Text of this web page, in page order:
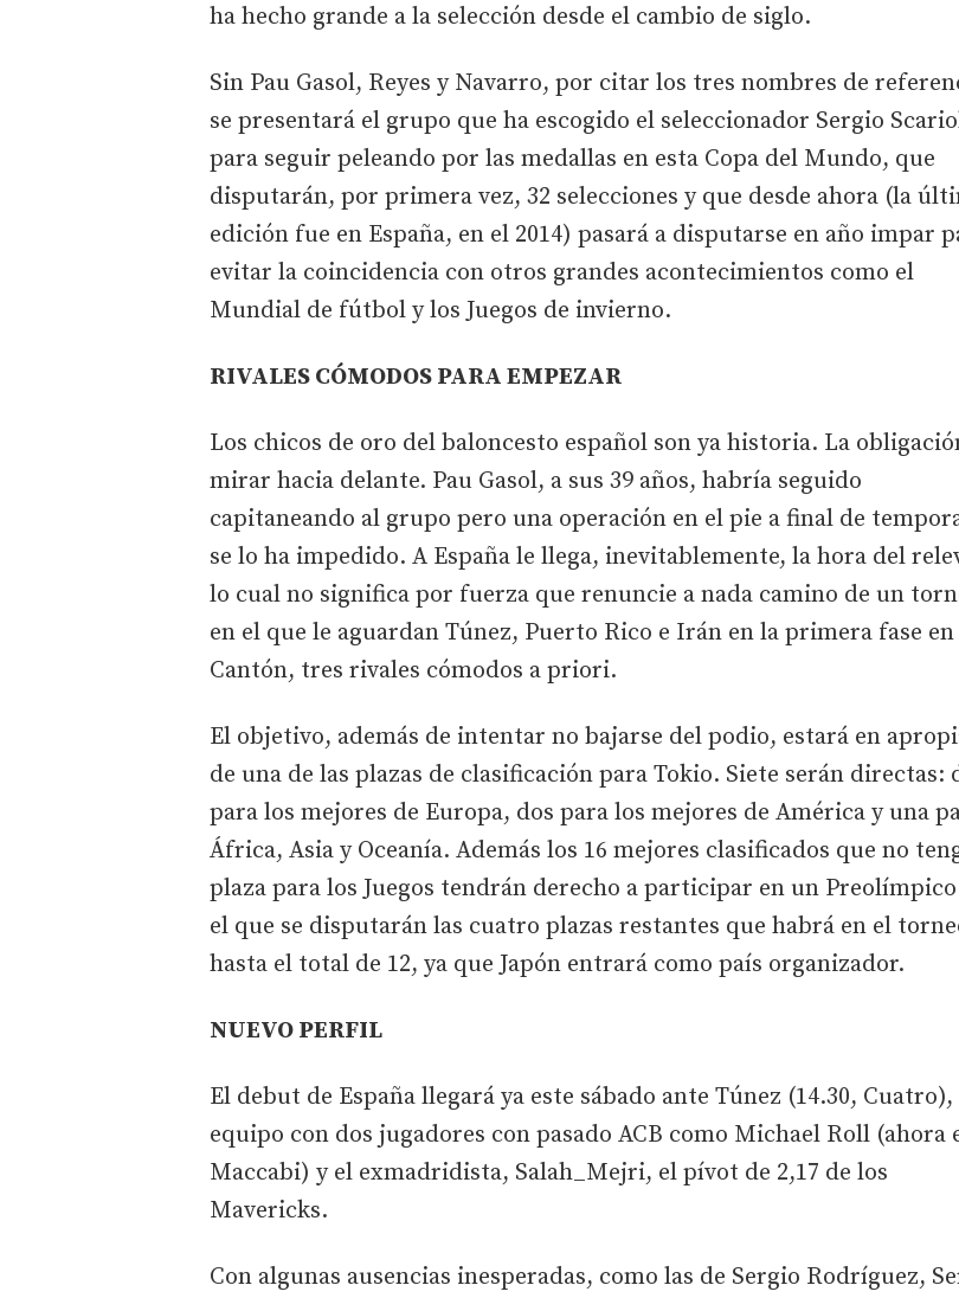
ha hecho grande a la selección desde el cambio de siglo.
Sin Pau Gasol, Reyes y Navarro, por citar los tres nombres de
se presentará el grupo que ha escogido el seleccionador Sergio
para seguir peleando por las medallas en esta Copa del Mundo, que
disputarán, por primera vez, 32 selecciones y que desde ahora (la
edición fue en España, en el 2014) pasará a disputarse en año impar
evitar la coincidencia con otros grandes acontecimientos como el
Mundial de fútbol y los Juegos de invierno.
RIVALES CÓMODOS PARA EMPEZAR
Los chicos de oro del baloncesto español son ya historia. La
mirar hacia delante. Pau Gasol, a sus 39 años, habría seguido
capitaneando al grupo pero una operación en el pie a final de
se lo ha impedido. A España le llega, inevitablemente, la hora del
lo cual no significa por fuerza que renuncie a nada camino de un
en el que le aguardan Túnez, Puerto Rico e Irán en la primera fase en
Cantón, tres rivales cómodos a priori.
El objetivo, además de intentar no bajarse del podio, estará en
de una de las plazas de clasificación para Tokio. Siete serán directas:
para los mejores de Europa, dos para los mejores de América y una
África, Asia y Oceanía. Además los 16 mejores clasificados que no
plaza para los Juegos tendrán derecho a participar en un
el que se disputarán las cuatro plazas restantes que habrá en el
hasta el total de 12, ya que Japón entrará como país organizador.
NUEVO PERFIL
El debut de España llegará ya este sábado ante Túnez (14.30,
equipo con dos jugadores con pasado ACB como Michael Roll (ahora
Maccabi) y el exmadridista, Salah_Mejri, el pívot de 2,17 de los
Mavericks.
Con algunas ausencias inesperadas, como las de Sergio Rodríguez,